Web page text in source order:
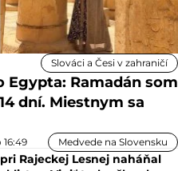
Slováci a Česi v zahraničí
Egypta: Ramadán som
dní. Miestnym sa
16:49 Medvede na Slovensku
Rajeckej Lesnej naháňal